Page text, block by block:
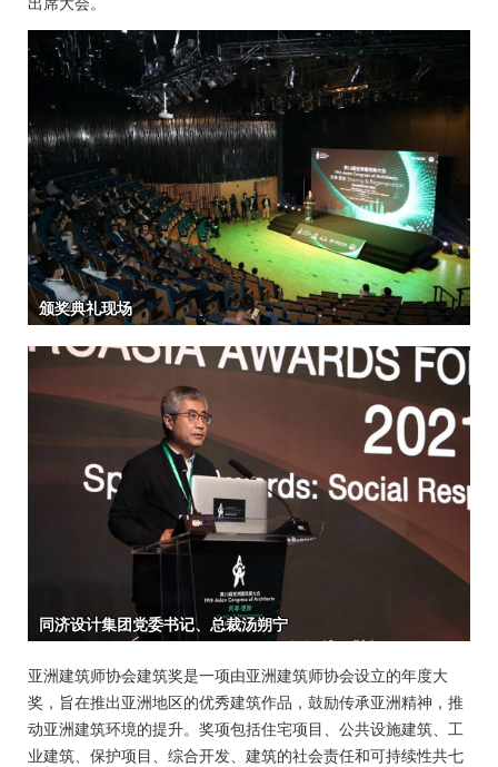
亚洲建筑师协会建筑奖是一项由亚洲建筑师协会设立的年度大
奖，旨在推出亚洲地区的优秀建筑作品，鼓励传承亚洲精神，推
动亚洲建筑环境的提升。奖项包括住宅项目、公共设施建筑、工
业建筑、保护项目、综合开发、建筑的社会责任和可持续性共七